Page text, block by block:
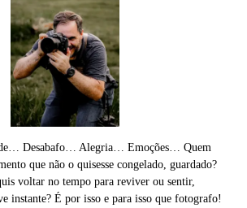
Desabafo… Alegria… Emoções… Quem
que não o quisesse congelado, guardado?
voltar no tempo para reviver ou sentir,
instante? É por isso e para isso que fotografo!